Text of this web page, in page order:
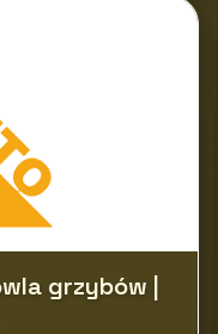
grzybów |